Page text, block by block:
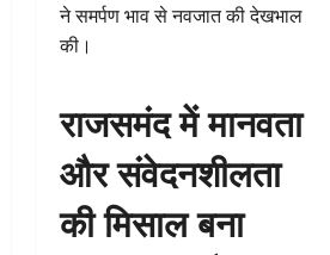
ने समर्पण भाव से नवजात की देखभाल
की।
राजसमंद में मानवता
और संवेदनशीलता
की मिसाल बना